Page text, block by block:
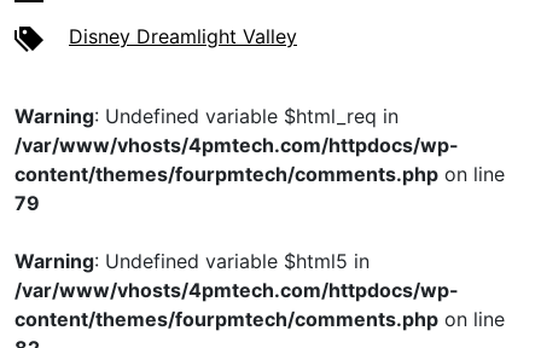
Disney Dreamlight Valley
Warning: Undefined variable $html_req in
/var/www/vhosts/4pmtech.com/httpdocs/wp-
content/themes/fourpmtech/comments.php on line
79
Warning: Undefined variable $html5 in
/var/www/vhosts/4pmtech.com/httpdocs/wp-
content/themes/fourpmtech/comments.php on line